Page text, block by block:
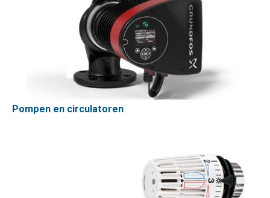
Pompen en circulatoren